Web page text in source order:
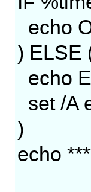
echo
) ELSE
echo
set /A
)
echo